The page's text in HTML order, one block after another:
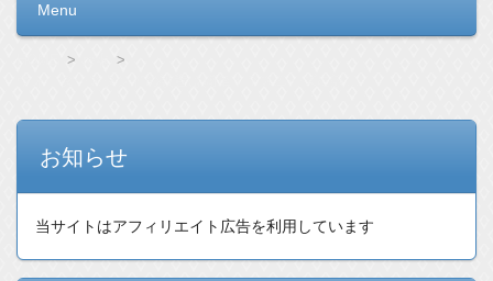
Menu
コンテンツへ移動
お知らせ
当サイトはアフィリエイト広告を利用しています